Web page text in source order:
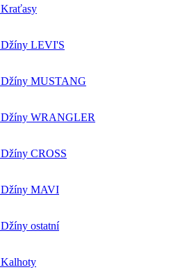
Kraťasy
Džíny LEVI'S
Džíny MUSTANG
Džíny WRANGLER
Džíny CROSS
Džíny MAVI
Džíny ostatní
Kalhoty